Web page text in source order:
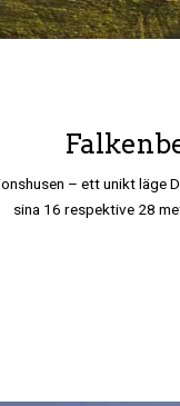
– ett unikt läge
sina 16 respektive 28